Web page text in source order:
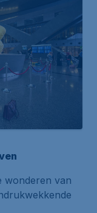
wonderen van